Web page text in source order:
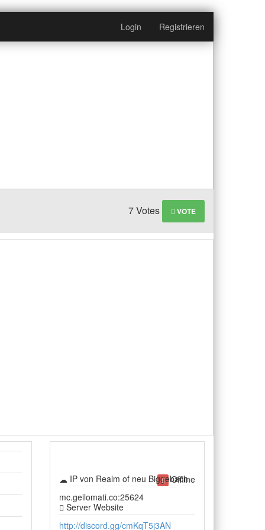
Login Registrieren
7 Votes VOTE
IP von Realm of neu Biggebach
mc.geilomati.co:25624
Offline
Server Website
http://discord.gg/cmKqT5j3AN